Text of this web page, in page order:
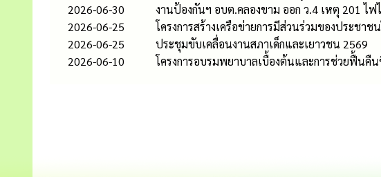
2026-06-30
งานป้องกันฯ อบต.คลองขาม ออก ว.4 เหตุ 201 ไ
2026-06-25
โครงการสร้างเครือข่ายการมีส่วนร่วมของประชา
2026-06-25
ประชุมขับเคลื่อนงานสภาเด็กและเยาวชน 2569
2026-06-10
โครงการอบรมพยาบาลเบื้องต้นและการช่วยฟื้นคื